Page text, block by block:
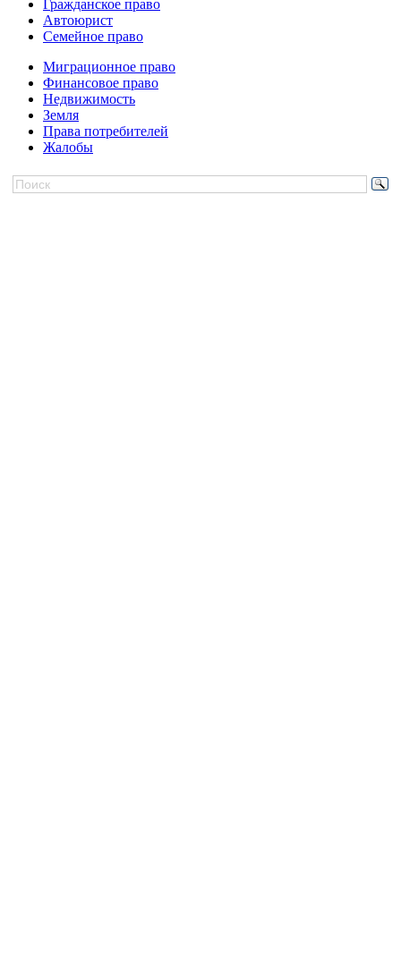
Гражданское право
Автоюрист
Семейное право
Миграционное право
Финансовое право
Недвижимость
Земля
Права потребителей
Жалобы